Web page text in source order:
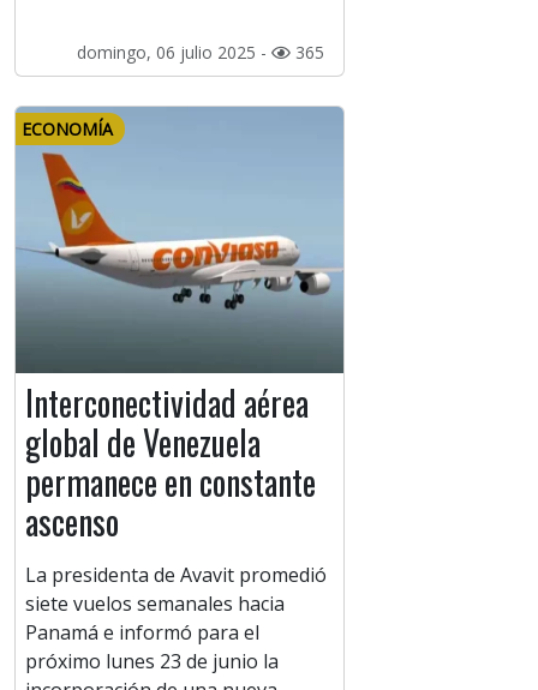
domingo, 06 julio 2025 - 365
ECONOMÍA
Interconectividad aérea
global de Venezuela
permanece en constante
ascenso
La presidenta de Avavit promedió
siete vuelos semanales hacia
Panamá e informó para el
próximo lunes 23 de junio la